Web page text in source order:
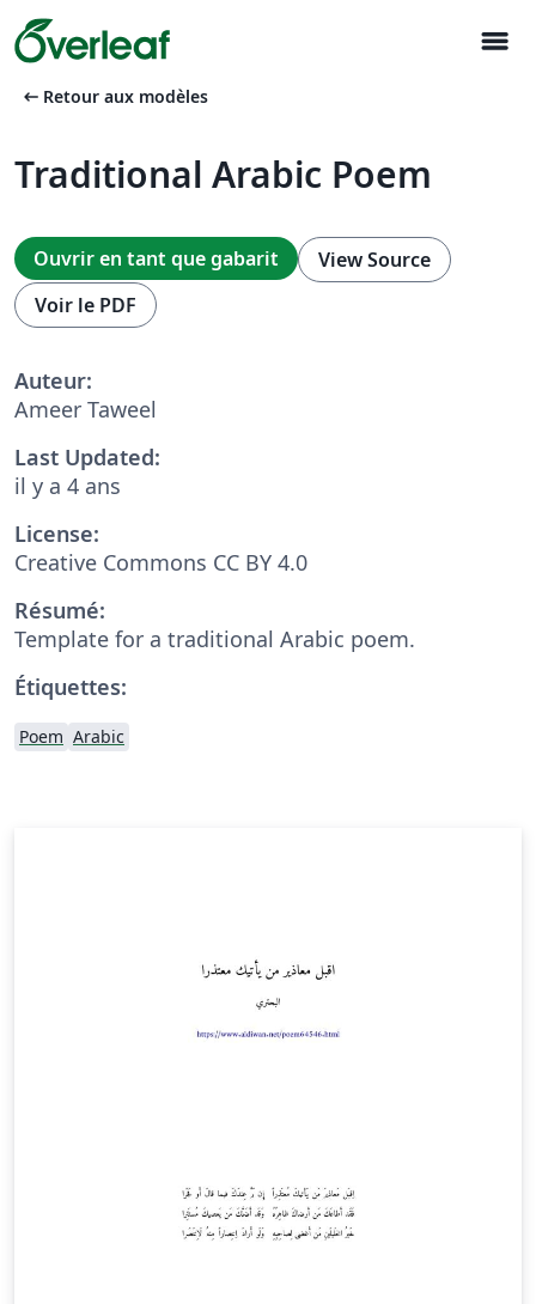
menu
arrow_left_alt Retour aux modèles
Traditional Arabic Poem
Ouvrir en tant que gabarit
View Source
Voir le PDF
Auteur:
Ameer Taweel
Last Updated:
il y a 4 ans
License:
Creative Commons CC BY 4.0
Résumé:
Template for a traditional Arabic poem.
Étiquettes:
Poem Arabic